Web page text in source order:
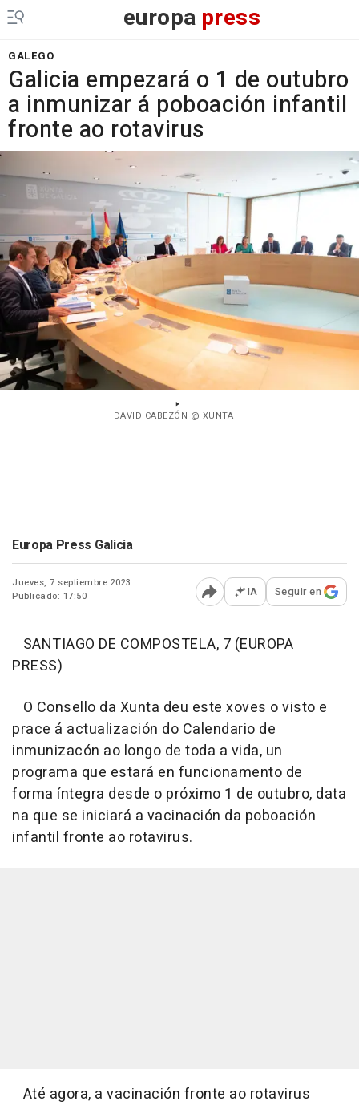
europa press
GALEGO
Galicia empezará o 1 de outubro
a inmunizar á poboación infantil
fronte ao rotavirus
DAVID CABEZÓN @ XUNTA
Europa Press Galicia
Jueves, 7 septiembre 2023
Publicado: 17:50
Abrir opciones para
IA Seguir en
SANTIAGO DE COMPOSTELA, 7 (EUROPA
PRESS)
O Consello da Xunta deu este xoves o visto e
prace á actualización do Calendario de
inmunizacón ao longo de toda a vida, un
programa que estará en funcionamento de
forma íntegra desde o próximo 1 de outubro, data
na que se iniciará a vacinación da poboación
infantil fronte ao rotavirus.
Até agora, a vacinación fronte ao rotavirus